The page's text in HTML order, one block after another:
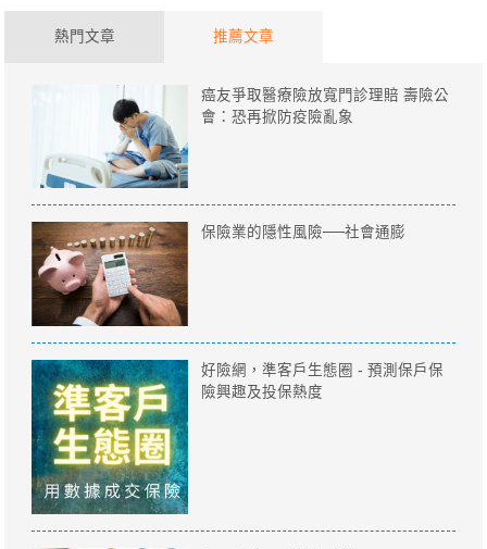
熱門文章 推薦文章
癌友爭取醫療險放寬門診理賠 壽險公
會：恐再掀防疫險亂象
保險業的隱性風險──社會通膨
好險網，準客戶生態圈 - 預測保戶保
險興趣及投保熱度